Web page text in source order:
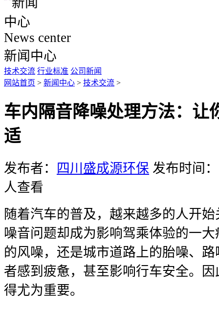
News center
新闻中心
技术交流 行业标准 公司新闻
网站首页 > 新闻中心 > 技术交流 >
车内隔音降噪处理方法：让
适
发布者： 四川盛成源环保 发布时间
人查看
随着汽车的普及，越来越多的人开
噪音问题却成为影响驾乘体验的一
的风噪，还是城市道路上的胎噪、
者感到疲惫，甚至影响行车安全。
得尤为重要。